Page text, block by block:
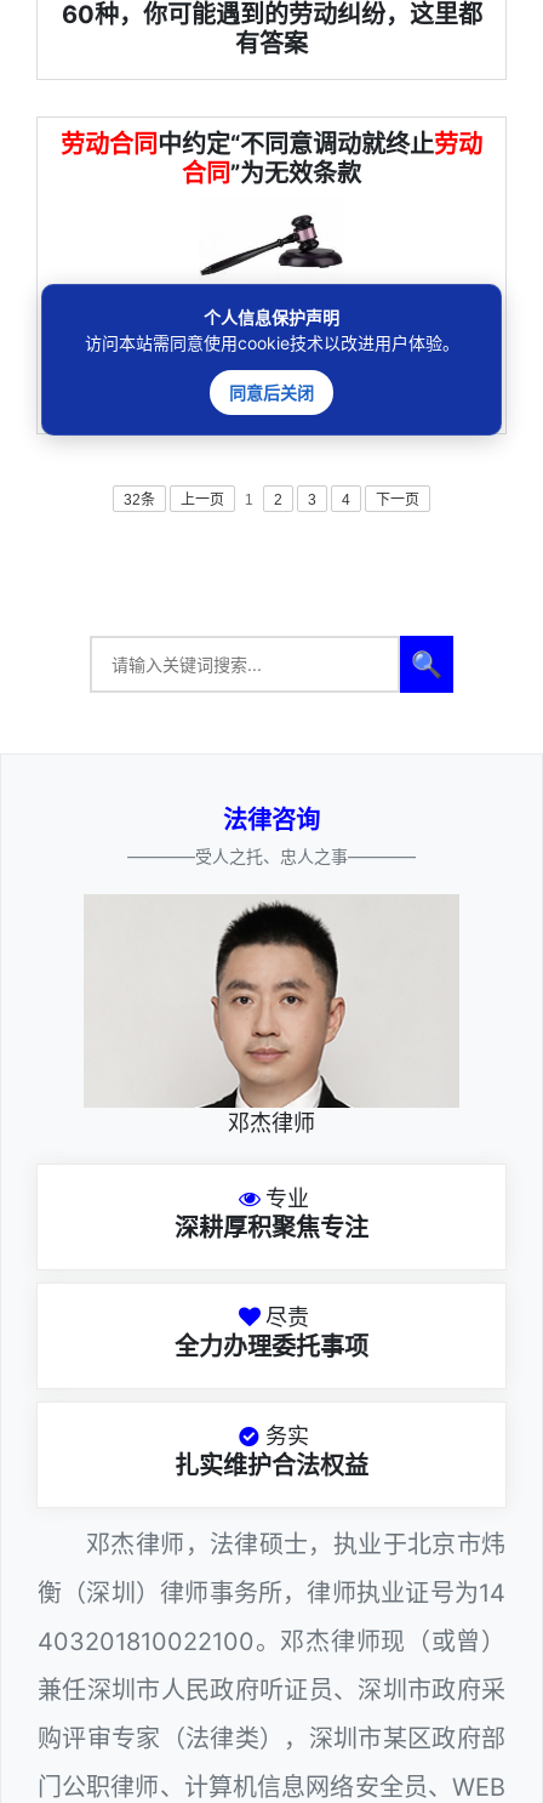
60种，你可能遇到的劳动纠纷，这里都
有答案
劳动合同 中约定“不同意调动就终止劳动
合同”为无效条款
蓝天公司与张先生之间签署的 劳动合同
“公司因工作需要，可以变更张先生的工作岗位（包括调往
所属公司），双方达不成一致
劳动合同 终止”，但劳动合同
终止需具备法定事由，不能由双方约定，故该约定条款无
32条 上一页 1 2 3 4 下一页
🔍
法律咨询
————受人之托、忠人之事————
邓杰律师
专业
深耕厚积聚焦专注
尽责
全力办理委托事项
务实
扎实维护合法权益
邓杰律师，法律硕士，执业于北京市炜
衡（深圳）律师事务所，律师执业证号为14
403201810022100。邓杰律师现（或曾）
兼任深圳市人民政府听证员、深圳市政府采
购评审专家（法律类），深圳市某区政府部
门公职律师、计算机信息网络安全员、WEB
个人信息保护声明
访问本站需同意使用cookie技术以改进用户体验。
同意后关闭